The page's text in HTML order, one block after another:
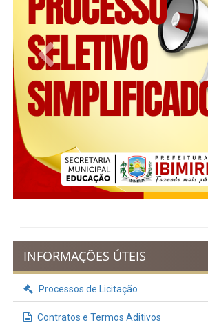
Previous
INFORMAÇÕES ÚTEIS
Processos de Licitação
Contratos e Termos Aditivos